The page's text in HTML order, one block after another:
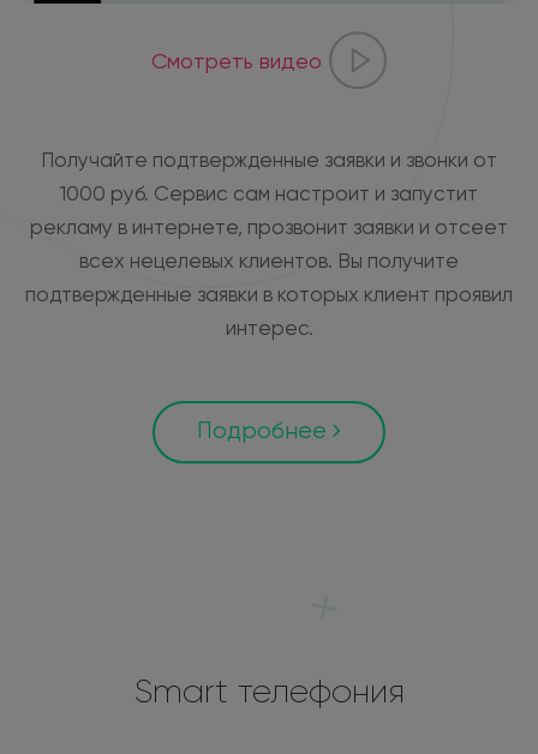
Смотреть видео
Получайте подтвержденные заявки и звонки от
1000 руб. Сервис сам настроит и запустит
рекламу в интернете, прозвонит заявки и отсеет
всех нецелевых клиентов. Вы получите
подтвержденные заявки в которых клиент проявил
интерес.
Подробнее
Smart телефония